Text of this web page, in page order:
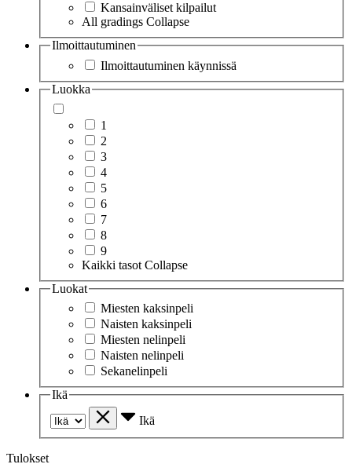
Kansainväliset kilpailut
All gradings Collapse
Ilmoittautuminen
Ilmoittautuminen käynnissä
Luokka
1
2
3
4
5
6
7
8
9
Kaikki tasot Collapse
Luokat
Miesten kaksinpeli
Naisten kaksinpeli
Miesten nelinpeli
Naisten nelinpeli
Sekanelinpeli
Ikä
Ikä
Tulokset